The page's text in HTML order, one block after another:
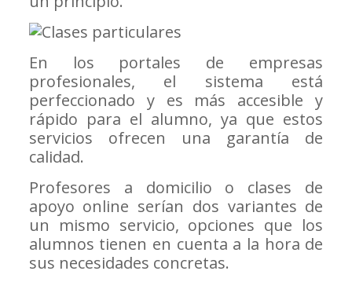
En los portales de empresas
profesionales, el sistema está
perfeccionado y es más accesible y
rápido para el alumno, ya que estos
servicios ofrecen una garantía de
calidad.
Profesores a domicilio o clases de
apoyo online serían dos variantes de
un mismo servicio, opciones que los
alumnos tienen en cuenta a la hora de
sus necesidades concretas.